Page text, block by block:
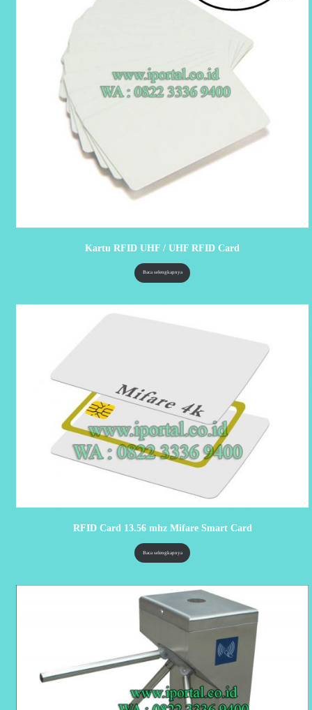
Kartu RFID UHF / UHF RFID Card
Baca selengkapnya
RFID Card 13.56 mhz Mifare Smart Card
Baca selengkapnya